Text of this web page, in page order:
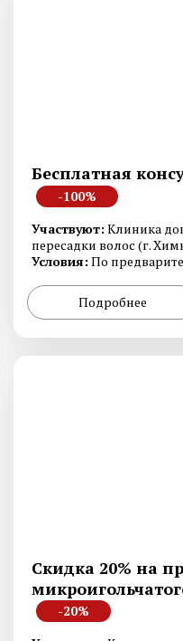
Бесплатная
-100%
Участвуют: Клиника
пересадки волос (г.
Условия: По
Подробнее
Скидка 20% на
-20%